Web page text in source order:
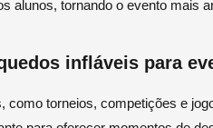
alunos, tornando o evento mais
infláveis para
como torneios, competições e